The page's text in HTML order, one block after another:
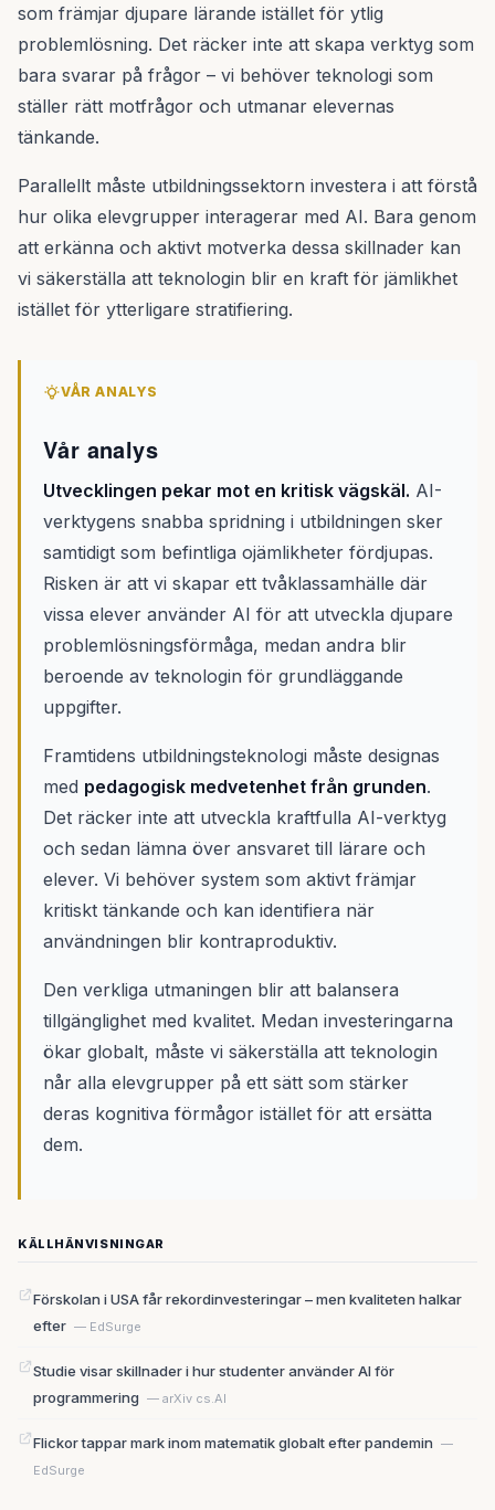
som främjar djupare lärande istället för ytlig
problemlösning. Det räcker inte att skapa verktyg som
bara svarar på frågor – vi behöver teknologi som
ställer rätt motfrågor och utmanar elevernas
tänkande.
Parallellt måste utbildningssektorn investera i att förstå
hur olika elevgrupper interagerar med AI. Bara genom
att erkänna och aktivt motverka dessa skillnader kan
vi säkerställa att teknologin blir en kraft för jämlikhet
istället för ytterligare stratifiering.
VÅR ANALYS
Vår analys
Utvecklingen pekar mot en kritisk vägskäl. AI-
verktygens snabba spridning i utbildningen sker
samtidigt som befintliga ojämlikheter fördjupas.
Risken är att vi skapar ett tvåklassamhälle där
vissa elever använder AI för att utveckla djupare
problemlösningsförmåga, medan andra blir
beroende av teknologin för grundläggande
uppgifter.
Framtidens utbildningsteknologi måste designas
med pedagogisk medvetenhet från grunden.
Det räcker inte att utveckla kraftfulla AI-verktyg
och sedan lämna över ansvaret till lärare och
elever. Vi behöver system som aktivt främjar
kritiskt tänkande och kan identifiera när
användningen blir kontraproduktiv.
Den verkliga utmaningen blir att balansera
tillgänglighet med kvalitet. Medan investeringarna
ökar globalt, måste vi säkerställa att teknologin
når alla elevgrupper på ett sätt som stärker
deras kognitiva förmågor istället för att ersätta
dem.
KÄLLHÄNVISNINGAR
Förskolan i USA får rekordinvesteringar – men kvaliteten halkar
efter — EdSurge
Studie visar skillnader i hur studenter använder AI för
programmering — arXiv cs.AI
Flickor tappar mark inom matematik globalt efter pandemin —
EdSurge